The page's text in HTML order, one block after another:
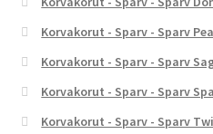
Korvakorut - Sparv - Sparv
Korvakorut - Sparv - Sparv
Korvakorut - Sparv - Sparv
Korvakorut - Sparv - Sparv